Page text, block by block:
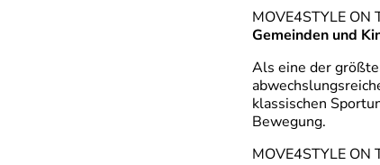
MOVE4STYLE
Gemeinden und
Als eine der
klassischen
Bewegung.
MOVE4STYLE ON